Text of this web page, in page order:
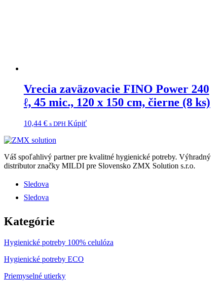
Vrecia zaväzovacie FINO Power 240
ℓ, 45 mic., 120 x 150 cm, čierne (8 ks)
10,44 € s DPH Kúpiť
Váš spoľahlivý partner pre kvalitné hygienické potreby. Výhradný
distributor značky MILDI pre Slovensko ZMX Solution s.r.o.
Sledova
Sledova
Kategórie
Hygienické potreby 100% celulóza
Hygienické potreby ECO
Priemyselné utierky